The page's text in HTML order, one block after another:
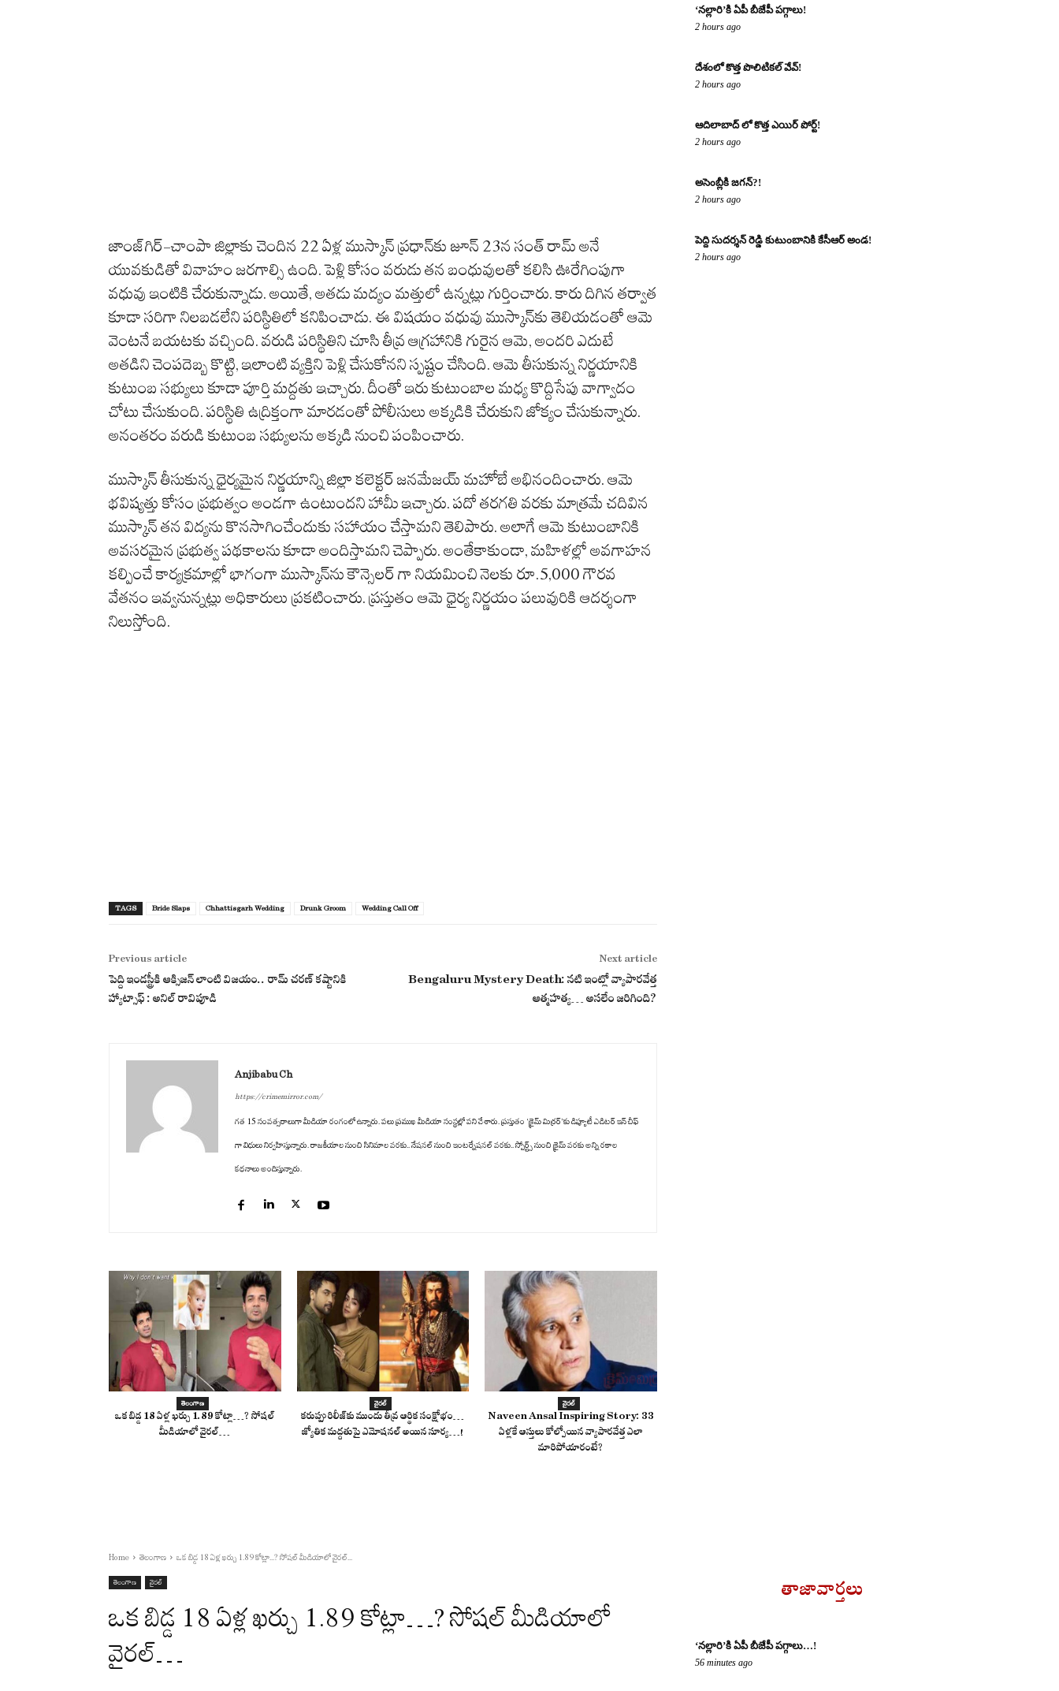
జాంజ్‌గిర్-చాంపా జిల్లాకు చెందిన 22 ఏళ్ల ముస్కాన్ ప్రధాన్‌కు జూన్ 23న సంత్ రామ్ అనే
యువకుడితో వివాహం జరగాల్సి ఉంది. పెళ్లి కోసం వరుడు తన బంధువులతో కలిసి ఊరేగింపుగా
వధువు ఇంటికి చేరుకున్నాడు. అయితే, అతడు మద్యం మత్తులో ఉన్నట్లు గుర్తించారు. కారు దిగిన తర్వాత
కూడా సరిగా నిలబడలేని పరిస్థితిలో కనిపించాడు. ఈ విషయం వధువు ముస్కాన్‌కు తెలియడంతో ఆమె
వెంటనే బయటకు వచ్చింది. వరుడి పరిస్థితిని చూసి తీవ్ర ఆగ్రహానికి గురైన ఆమె, అందరి ఎదుటే
అతడిని చెంపదెబ్బ కొట్టి, ఇలాంటి వ్యక్తిని పెళ్లి చేసుకోనని స్పష్టం చేసింది. ఆమె తీసుకున్న నిర్ణయానికి
కుటుంబ సభ్యులు కూడా పూర్తి మద్దతు ఇచ్చారు. దీంతో ఇరు కుటుంబాల మధ్య కొద్దిసేపు వాగ్వాదం
చోటు చేసుకుంది. పరిస్థితి ఉద్రిక్తంగా మారడంతో పోలీసులు అక్కడికి చేరుకుని జోక్యం చేసుకున్నారు.
అనంతరం వరుడి కుటుంబ సభ్యులను అక్కడి నుంచి పంపించారు.
ముస్కాన్ తీసుకున్న ధైర్యమైన నిర్ణయాన్ని జిల్లా కలెక్టర్ జనమేజయ్ మహోబే అభినందించారు. ఆమె
భవిష్యత్తు కోసం ప్రభుత్వం అండగా ఉంటుందని హామీ ఇచ్చారు. పదో తరగతి వరకు మాత్రమే చదివిన
ముస్కాన్ తన విద్యను కొనసాగించేందుకు సహాయం చేస్తామని తెలిపారు. అలాగే ఆమె కుటుంబానికి
అవసరమైన ప్రభుత్వ పథకాలను కూడా అందిస్తామని చెప్పారు. అంతేకాకుండా, మహిళల్లో అవగాహన
కల్పించే కార్యక్రమాల్లో భాగంగా ముస్కాన్‌ను కౌన్సెలర్‌ గా నియమించి నెలకు రూ.5,000 గౌరవ
వేతనం ఇవ్వనున్నట్లు అధికారులు ప్రకటించారు. ప్రస్తుతం ఆమె ధైర్య నిర్ణయం పలువురికి ఆదర్శంగా
నిలుస్తోంది.
TAGS Bride Slaps Chhattisgarh Wedding Drunk Groom Wedding Call Off
Previous article
పెద్ది ఇండస్ట్రీకి ఆక్సిజన్ లాంటి విజయం.. రామ్ చరణ్ కష్టానికి
హ్యాట్సాఫ్ : అనిల్ రావిపూడి
Next article
Bengaluru Mystery Death: నటి ఇంట్లో వ్యాపారవేత్త
ఆత్మహత్య… అసలేం జరిగింది?
Anjibabu Ch
https://crimemirror.com/
గత 15 సంవత్సరాలుగా మీడియా రంగంలో ఉన్నారు. పలు ప్రముఖ మీడియా సంస్థల్లో పని చేశారు. ప్రస్తుతం ‘క్రైమ్ మిర్రర్’కు డిప్యూటీ ఎడిటర్ ఇన్ చీఫ్
గా విధులు నిర్వహిస్తున్నారు. రాజకీయాల నుంచి సినిమాల వరకు.. నేషనల్ నుంచి ఇంటర్నేషనల్ వరకు.. స్పోర్ట్స్ నుంచి క్రైమ్ వరకు అన్ని రకాల
కథనాలు అందిస్తున్నారు.
తెలంగాణ
ఒక బిడ్డ 18 ఏళ్ల ఖర్చు 1.89 కోట్లా…? సోష‌ల్
మీడియాలో వైర‌ల్‌…
వైరల్
కరుప్పు రిలీజ్‌కు ముందు తీవ్ర ఆర్థిక సంక్షోభం…
జ్యోతిక మద్దతుపై ఎమోషనల్ అయిన సూర్య…!
వైరల్
Naveen Ansal Inspiring Story: 33
ఏళ్లకే ఆస్తులు కోల్పోయిన వ్యాపారవేత్త ఎలా
మారిపోయారంటే?
‘నల్లారి’కి ఏపీ బీజేపీ పగ్గాలు!
2 hours ago
దేశంలో కొత్త పొలిటికల్ వేవ్!
2 hours ago
ఆదిలాబాద్ లో కొత్త ఎయిర్ పోర్ట్!
2 hours ago
అసెంబ్లీకి జగన్?!
2 hours ago
పెద్ది సుదర్శన్ రెడ్డి కుటుంబానికి కేసీఆర్ అండ!
2 hours ago